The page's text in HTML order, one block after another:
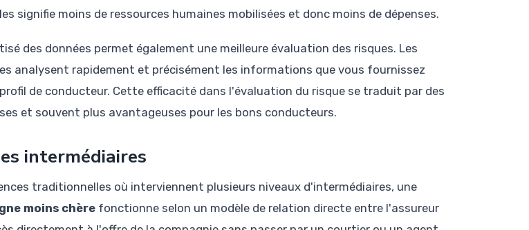
signifie moins de ressources humaines mobilisées et donc moins de dépenses.
des données permet également une meilleure évaluation des risques. Les
analysent rapidement et précisément les informations que vous fournissez
de conducteur. Cette efficacité dans l'évaluation du risque se traduit par des
et souvent plus avantageuses pour les bons conducteurs.
intermédiaires
traditionnelles où interviennent plusieurs niveaux d'intermédiaires, une
moins chère fonctionne selon un modèle de relation directe entre l'assureur